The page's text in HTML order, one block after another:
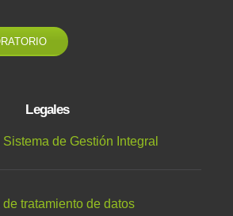
Legales
de Gestión Integral
de tratamiento de datos